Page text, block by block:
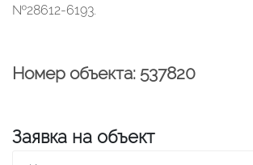
№28612-6193.
Номер объекта: 537820
Заявка на объект